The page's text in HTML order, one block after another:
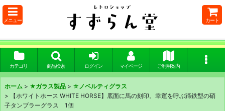
メニュー カート
カテゴリ 商品検索 ログイン マイページ ご利用案内
ホーム > ★ガラス製品 > ☆ノベルティグラス
>
【ホワイトホース WHITE HORSE】底面に馬の刻印。幸運を呼ぶ蹄鉄型の硝
子タンブラーグラス 1個